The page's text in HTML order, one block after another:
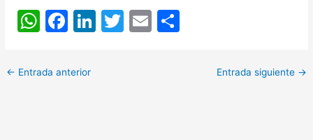
W
at
F
c
Li T
E
← Entrada anterior Entrada siguiente →